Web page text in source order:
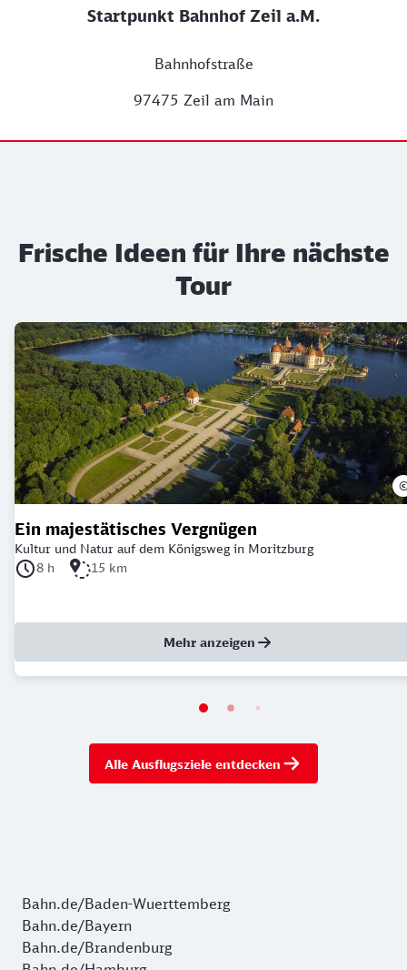
Startpunkt Bahnhof Zeil a.M.
Bahnhofstraße
97475 Zeil am Main
Frische Ideen für Ihre nächste
Tour
Ein majestätisches Vergnügen
Kultur und Natur auf dem Königsweg in Moritzburg
Dauer der Tour: 8 Stunden
8 h Länge der Tour: 15 Kilometer
15 km
Mehr anzeigen
Alle Ausflugsziele entdecken
Bahn.de/Baden-Wuerttemberg
Bahn.de/Bayern
Bahn.de/Brandenburg